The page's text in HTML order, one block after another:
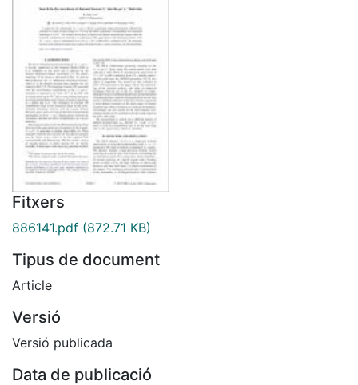
Fitxers
886141.pdf (872.71 KB)
Tipus de document
Article
Versió
Versió publicada
Data de publicació